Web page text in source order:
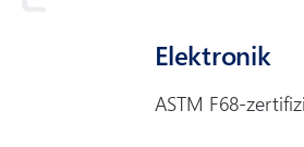
Elektronik
ASTM F68-